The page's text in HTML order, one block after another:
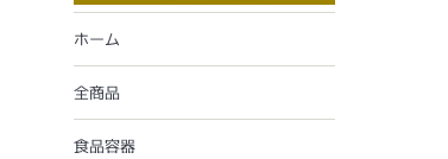
ホーム
全商品
食品容器